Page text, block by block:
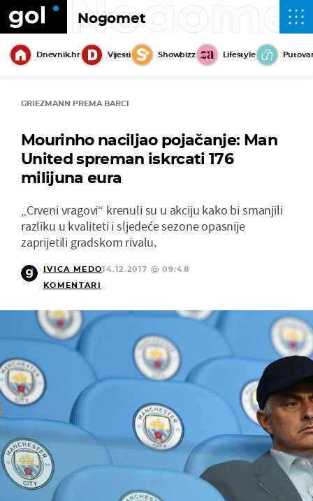
Nogomet
Dnevnik.hr Vijesti Showbizz Lifestyle
GRIEZMANN PREMA BARCI
Mourinho naciljao pojačanje: Man
United spreman iskrcati 176
milijuna eura
„Crveni vragovi“ krenuli su u akciju kako bi smanjili
razliku u kvaliteti i sljedeće sezone opasnije
zaprijetili gradskom rivalu.
IVICA MEDO14.12.2017 @ 09:48
KOMENTARI